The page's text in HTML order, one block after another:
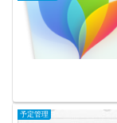
予定管理